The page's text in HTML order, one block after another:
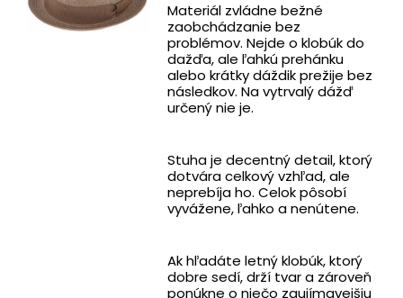
Materiál zvládne bežné
zaobchádzanie bez
problémov. Nejde o klobúk do
dažďa, ale ľahkú prehánku
alebo krátky dáždik prežije bez
následkov. Na vytrvalý dážď
určený nie je.
Stuha je decentný detail, ktorý
dotvára celkový vzhľad, ale
neprebíja ho. Celok pôsobí
vyvážene, ľahko a nenútene.
Ak hľadáte letný klobúk, ktorý
dobre sedí, drží tvar a zároveň
ponúkne o niečo zaujímavejšiu